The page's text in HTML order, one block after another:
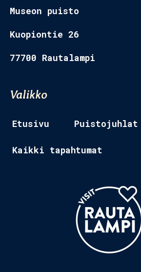
Museon puisto
Kuopiontie 26
77700 Rautalampi
Valikko
Etusivu Puistojuhlat
Kaikki tapahtumatMuseo